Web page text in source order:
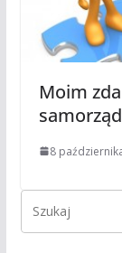
Moim
8